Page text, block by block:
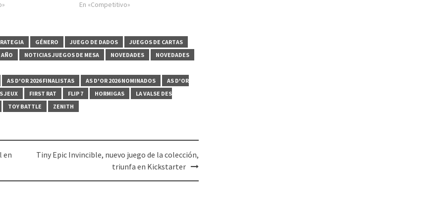
En «Competitivo»
GÉNERO JUEGO DE DADOS
JUEGOS DE CARTAS
NOTICIAS JUEGOS DE MESA NOVEDADES
NOVEDADES
AS D'OR 2026 FINALISTAS AS D'OR 2026 NOMINADOS
AS D'OR
JEUX FIRST RAT FLIP 7 HORMIGAS
LA VALSE DES
TOY BATTLE ZENITH
en
Tiny Epic Invincible, nuevo juego de la colección,
triunfa en Kickstarter